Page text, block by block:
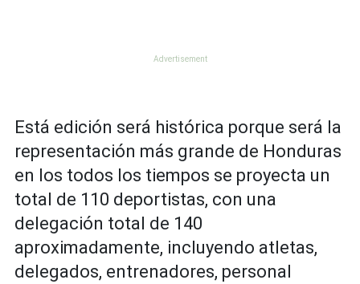
Está edición será histórica porque será la
representación más grande de Honduras
en los todos los tiempos se proyecta un
total de 110 deportistas, con una
delegación total de 140
aproximadamente, incluyendo atletas,
delegados, entrenadores, personal